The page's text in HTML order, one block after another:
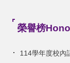
榮譽榜
114學年度校內